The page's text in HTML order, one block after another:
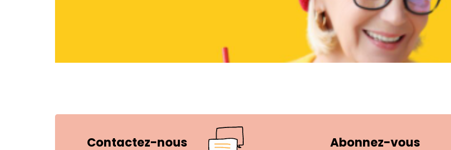
Contactez-nous Abonnez-vous